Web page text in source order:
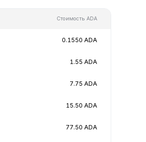
Стоимость ADA
0.1550 ADA
1.55 ADA
7.75 ADA
15.50 ADA
77.50 ADA